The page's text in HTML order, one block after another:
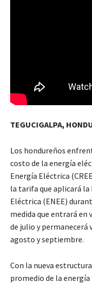
TEGUCIGALPA,
Los hondureños
costo de la energía
Energía Eléctrica
la tarifa que aplicará la
Eléctrica (ENEE)
medida que entrará en
de julio y permanecerá
agosto y septiembre.
Con la nueva
promedio de la